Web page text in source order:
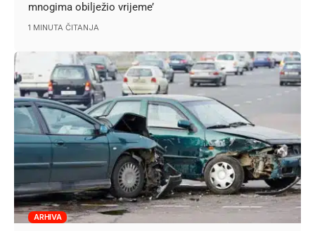
mnogima obilježio vrijeme’
1 MINUTA ČITANJA
ARHIVA